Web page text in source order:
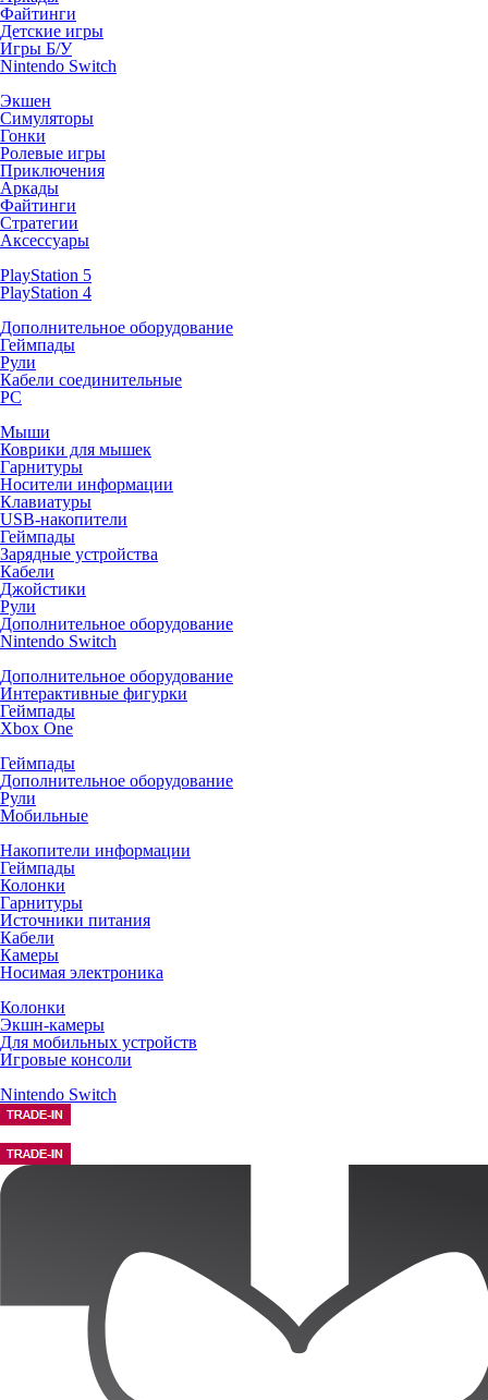
Файтинги
Детские игры
Игры Б/У
Nintendo Switch
Экшен
Симуляторы
Гонки
Ролевые игры
Приключения
Аркады
Файтинги
Стратегии
Аксессуары
PlayStation 5
PlayStation 4
Дополнительное оборудование
Геймпады
Рули
Кабели соединительные
PC
Мыши
Коврики для мышек
Гарнитуры
Носители информации
Клавиатуры
USB-накопители
Геймпады
Зарядные устройства
Кабели
Джойстики
Рули
Дополнительное оборудование
Nintendo Switch
Дополнительное оборудование
Интерактивные фигурки
Геймпады
Xbox One
Геймпады
Дополнительное оборудование
Рули
Мобильные
Накопители информации
Геймпады
Колонки
Гарнитуры
Источники питания
Кабели
Камеры
Носимая электроника
Колонки
Экшн-камеры
Для мобильных устройств
Игровые консоли
Nintendo Switch